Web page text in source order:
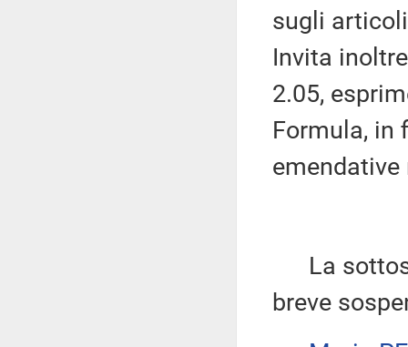
sugli
Invita
2.05,
Formula, in
La
breve